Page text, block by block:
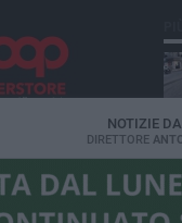
NOTIZIE
DIRETTORE